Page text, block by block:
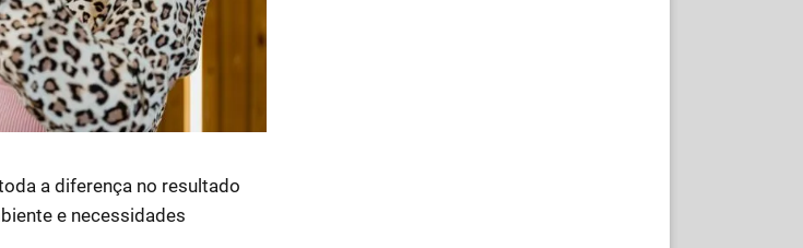
a diferença no resultado
e necessidades